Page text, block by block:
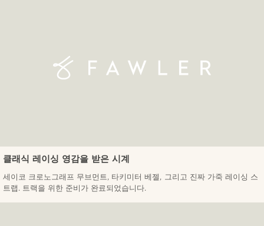
클래식 레이싱 영감을 받은 시계
세이코 크로노그래프 무브먼트, 타키미터 베젤, 그리고 진짜 가죽 레이싱 스
트랩. 트랙을 위한 준비가 완료되었습니다.